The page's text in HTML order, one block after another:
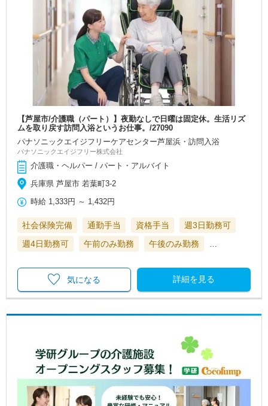
【芦屋市/介護職（パート）】夜勤なしで日曜は固定休。生活リズ
ムを取り戻す訪問入浴というお仕事。/27090
パナソニックエイジフリーケアセンター芦屋浜・訪問入浴
パナソニックエイジフリー株式会社
介護職・ヘルパー / パート・アルバイト
兵庫県 芦屋市 若葉町3-2
時給 1,333円 ～ 1,432円
社会保険完備 通勤手当 資格手当
週3日勤務可
週4日勤務可
午前のみ勤務 午後のみ勤務 …
詳細を見る
気になる